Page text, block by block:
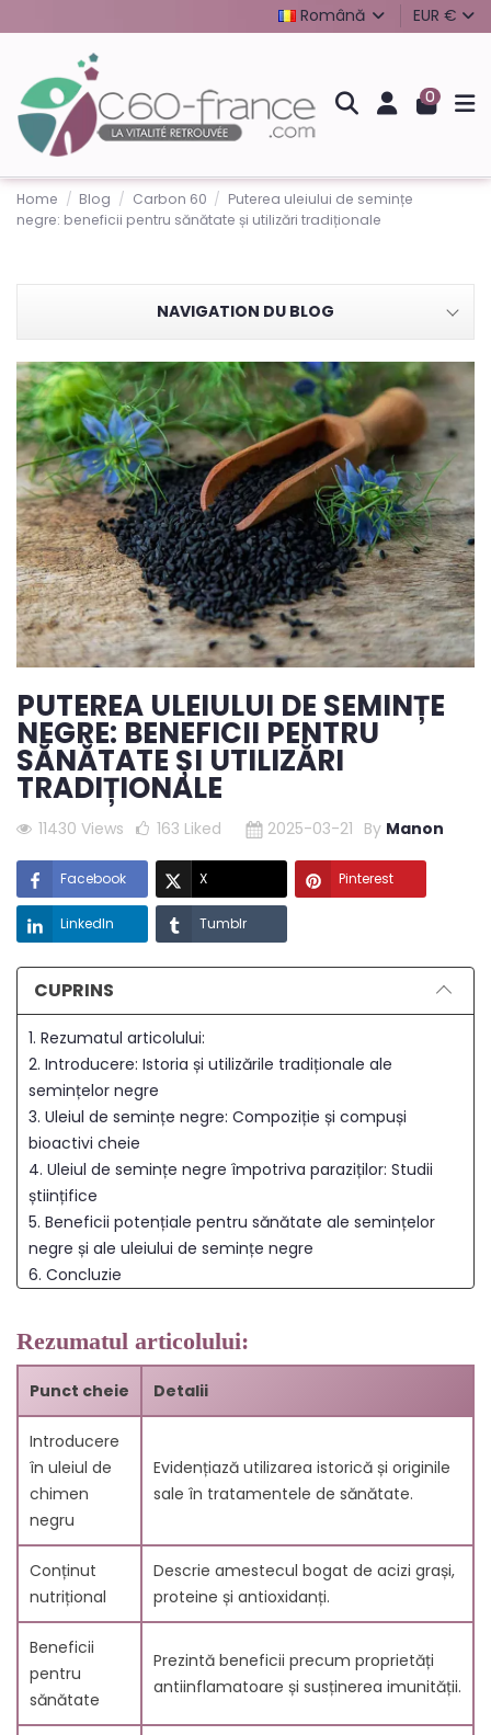
Română EUR €
0
Home Blog Carbon 60
Puterea uleiului de semințe
negre: beneficii pentru sănătate și utilizări tradiționale
NAVIGATION DU BLOG
PUTEREA ULEIULUI DE SEMINȚE
NEGRE: BENEFICII PENTRU
SĂNĂTATE ȘI UTILIZĂRI
TRADIȚIONALE
11430 Views 163 Liked 2025-03-21 By Manon
Facebook X Pinterest
LinkedIn Tumblr
CUPRINS
1. Rezumatul articolului:
2. Introducere: Istoria și utilizările tradiționale ale
semințelor negre
3. Uleiul de semințe negre: Compoziție și compuși
bioactivi cheie
4. Uleiul de semințe negre împotriva paraziților: Studii
științifice
5. Beneficii potențiale pentru sănătate ale semințelor
negre și ale uleiului de semințe negre
6. Concluzie
7.1. 1. Ce este uleiul de chimen negru?
7.2. 2. Care sunt principalele beneficii ale uleiului de
chimen negru?
7.4. 4. Există efecte secundare?
7.5. 5. Cum se compară uleiul de chimen negru cu
uleiul de măsline?
7.6. 6. Poate ajuta uleiul de chimen negru în cazul
7.7. 7. Este sigur uleiul de chimen negru pentru toată
lumea?
7.8. 8. La ce ar trebui să fiu atent când cumpăr ulei
de chimen negru?
7.9. 9. Poate fi folosit uleiul de chimen negru la gătit?
7.10. 10. Ce spune cercetarea științifică despre uleiul
de chimen negru?
Rezumatul articolului:
Punct cheie Detalii
Introducere
în uleiul de
chimen
negru
Evidențiază utilizarea istorică și originile
sale în tratamentele de sănătate.
Conținut
nutrițional
Descrie amestecul bogat de acizi grași,
proteine și antioxidanți.
Beneficii
pentru
sănătate
Prezintă beneficii precum proprietăți
antiinflamatoare și susținerea imunității.